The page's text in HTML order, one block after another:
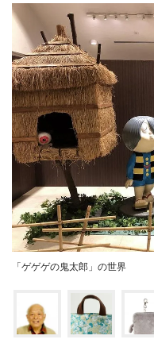
「ゲゲゲの鬼太郎」の世界